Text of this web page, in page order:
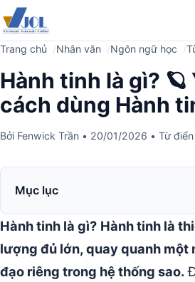
Trang chủ Nhân văn Ngôn ngữ học
Hành tinh là gì? 🪐
cách dùng Hành
Bởi Fenwick Trần • 20/01/2026 • Từ
Mục lục
Hành tinh là gì? Hành tinh là
lượng đủ lớn, quay quanh một
đạo riêng trong hệ thống sao.